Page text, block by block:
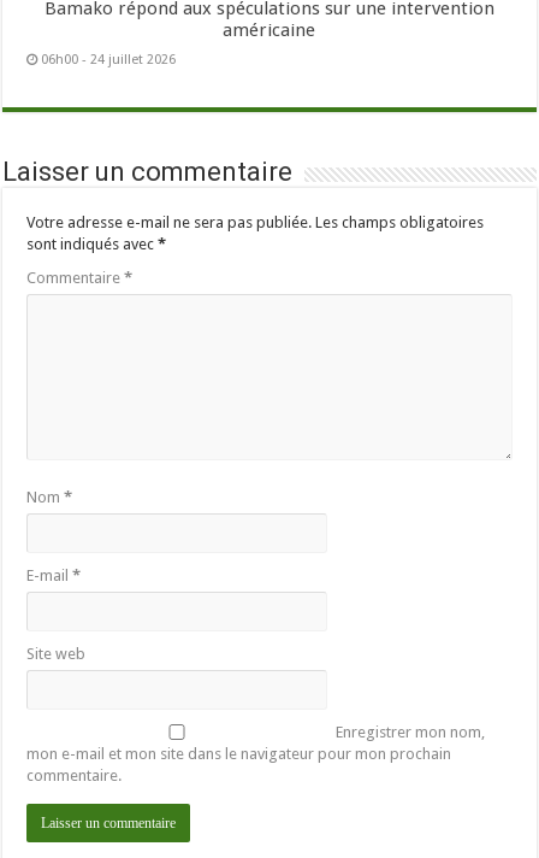
Bamako répond aux spéculations sur une intervention
américaine
06h00 - 24 juillet 2026
Laisser un commentaire
Votre adresse e-mail ne sera pas publiée. Les champs obligatoires
sont indiqués avec*
Commentaire*
Nom*
E-mail*
Site web
Enregistrer mon nom,
mon e-mail et mon site dans le navigateur pour mon prochain
commentaire.